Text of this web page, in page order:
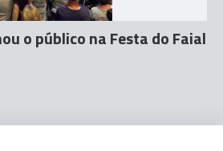
o público na Festa do Faial